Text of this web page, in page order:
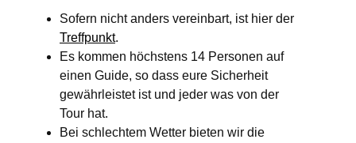
Sofern nicht anders vereinbart, ist hier der
Treffpunkt.
Es kommen höchstens 14 Personen auf
einen Guide, so dass eure Sicherheit
gewährleistet ist und jeder was von der
Tour hat.
Bei schlechtem Wetter bieten wir die